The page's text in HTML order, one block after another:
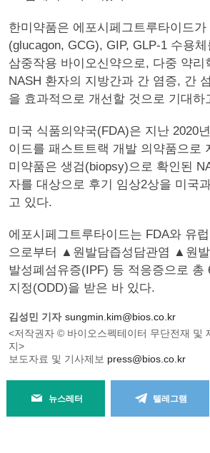
한미약품은 에포시페그트루타이드가
(glucagon, GCG), GIP, GLP-1 수용
삼중작용 바이오신약으로, 다중 약리
NASH 환자의 지방간과 간 염증, 간
을 효과적으로 개선할 것으로 기대하
미국 식품의약국(FDA)은 지난 2020
이드를 패스트트랙 개발 의약품으로
미약품은 생검(biopsy)으로 확인된
자를 대상으로 후기 임상2상을 미국
고 있다.
에포시페그트루타이드는 FDA와 유
으로부터 ▲원발담즙성담관염 ▲원
발성폐섬유증(IPF) 등 적응증으로 총
지정(ODD)을 받은 바 있다.
김성민 기자 sungmin.kim@bios.co.kr
<저작권자 © 바이오스펙테이터 무단전재 및
지>
보도자료 및 기사제보 press@bios.co.kr
뉴스레터 텔레그램